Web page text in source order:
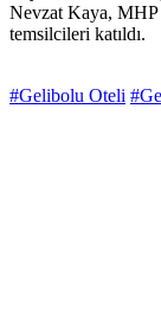
Nevzat Kaya, MHP
temsilcileri katıldı.
#Gelibolu Oteli